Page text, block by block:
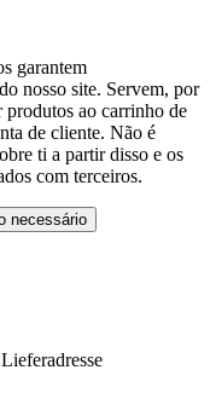
garantem
nosso site. Servem, por
produtos ao carrinho de
de cliente. Não é
ti a partir disso e os
com terceiros.
necessário